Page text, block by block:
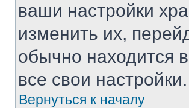
ваши настройки
изменить их,
обычно находится
все свои настройки.
Вернуться к началу